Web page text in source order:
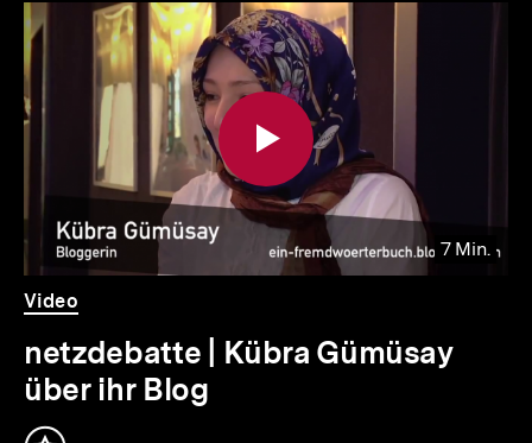
Inhaltskarousell
für
weitere
Inhalte
Inhaltskarussell
überspringen
7 Min.
Video
Dauer
7
Min.
Video
netzdebatte | Kübra Gümüsay
über ihr Blog